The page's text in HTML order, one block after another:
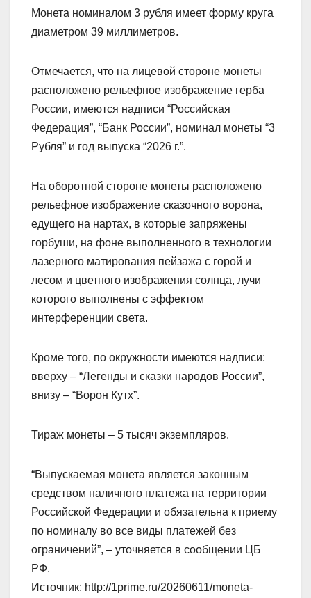
Монета номиналом 3 рубля имеет форму круга
диаметром 39 миллиметров.
Отмечается, что на лицевой стороне монеты
расположено рельефное изображение герба
России, имеются надписи “Российская
Федерация”, “Банк России”, номинал монеты “3
Рубля” и год выпуска “2026 г.”.
На оборотной стороне монеты расположено
рельефное изображение сказочного ворона,
едущего на нартах, в которые запряжены
горбуши, на фоне выполненного в технологии
лазерного матирования пейзажа с горой и
лесом и цветного изображения солнца, лучи
которого выполнены с эффектом
интерференции света.
Кроме того, по окружности имеются надписи:
вверху – “Легенды и сказки народов России”,
внизу – “Ворон Кутх”.
Тираж монеты – 5 тысяч экземпляров.
“Выпускаемая монета является законным
средством наличного платежа на территории
Российской Федерации и обязательна к приему
по номиналу во все виды платежей без
ограничений”, – уточняется в сообщении ЦБ
РФ.
Источник: http://1prime.ru/20260611/moneta-